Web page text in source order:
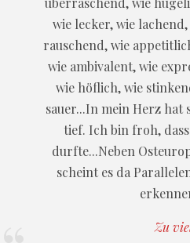
wie lecker, wie
rauschend, wie
wie ambivalent, wie
wie höflich, wie
sauer...In mein Herz hat
tief. Ich bin froh,
durfte...Neben
scheint es da
Zu